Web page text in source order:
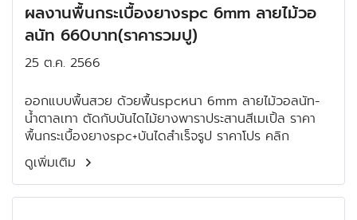
ผลงานพื้นกระเบื้องยางspc 6mm ลายไม้วอ
ลนัท 660บาท(ราคารวมปู)
25 ต.ค. 2566
ออกแบบพื้นสวย ด้วยพื้นspcหนา 6mm ลายไม้วอลนัท-
น้ำตาลเทา ตัดกับบันไดไม้ยางพาราประสานสีเมเปิ้ล ราคา
พื้นกระเบื้องยางspc+บันไดสำเร็จรูป ราคาโปร คลิก
ดูเพิ่มเติม